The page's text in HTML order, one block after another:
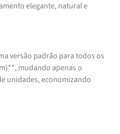
elegante, natural e
versão padrão para todos os
mudando apenas o
unidades, economizando